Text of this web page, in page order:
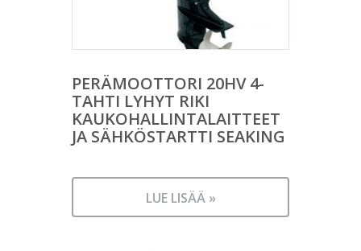
PERÄMOOTTORI 20HV 4-
TAHTI LYHYT RIKI
KAUKOHALLINTALAITTEET
JA SÄHKÖSTARTTI SEAKING
LUE LISÄÄ »